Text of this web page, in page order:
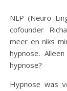
NLP (Neuro Linguïstisch Programmeren) is volgens de
cofounder
meer en niks
hypnose.
hypnose?
Hypnose was